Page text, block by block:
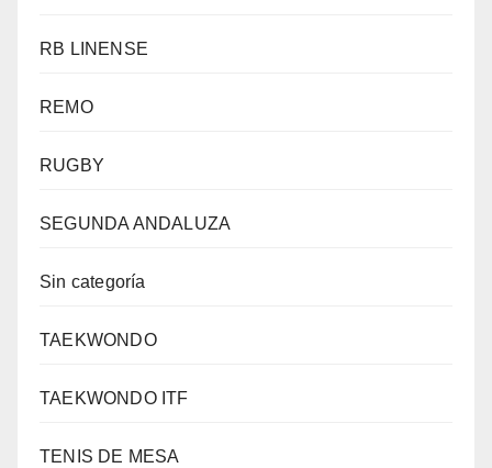
RB LINENSE
REMO
RUGBY
SEGUNDA ANDALUZA
Sin categoría
TAEKWONDO
TAEKWONDO ITF
TENIS DE MESA